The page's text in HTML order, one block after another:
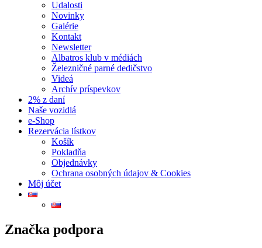
Udalosti
Novinky
Galérie
Kontakt
Newsletter
Albatros klub v médiách
Železničné parné dedičstvo
Videá
Archív príspevkov
2% z daní
Naše vozidlá
e-Shop
Rezervácia lístkov
Košík
Pokladňa
Objednávky
Ochrana osobných údajov & Cookies
Môj účet
Značka podpora